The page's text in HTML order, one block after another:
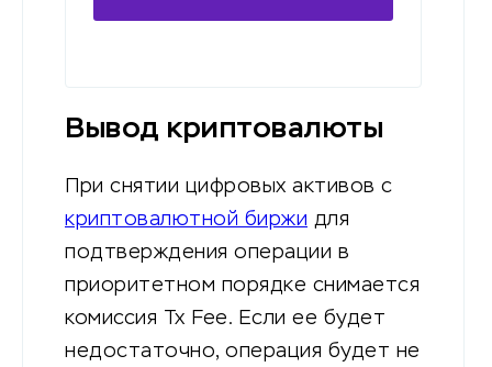
Вывод криптовалюты
При снятии цифровых активов с
криптовалютной биржи для
подтверждения операции в
приоритетном порядке снимается
комиссия Tx Fee. Если ее будет
недостаточно, операция будет не